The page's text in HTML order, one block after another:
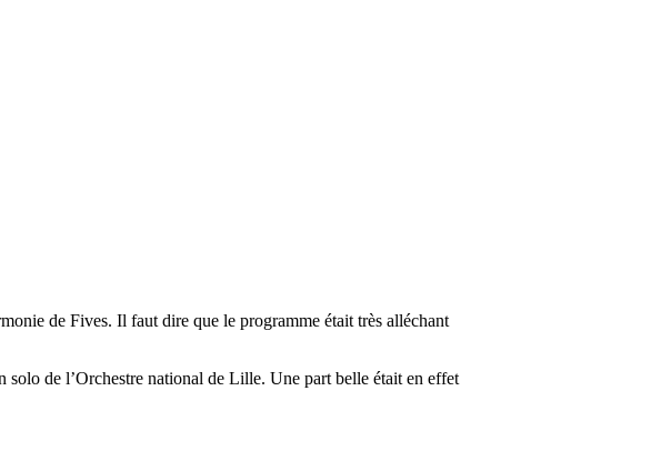
de Fives. Il faut dire que le programme était très alléchant
de l’Orchestre national de Lille. Une part belle était en effet